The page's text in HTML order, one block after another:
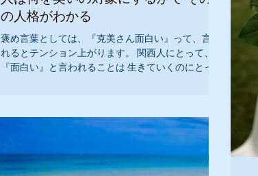
の人格がわかる
褒め言葉としては、『克美さん面白い』って、言わ
れるとテンション上がります。 関西人にとって、
『面白い』と言われることは 生きていくのにとって